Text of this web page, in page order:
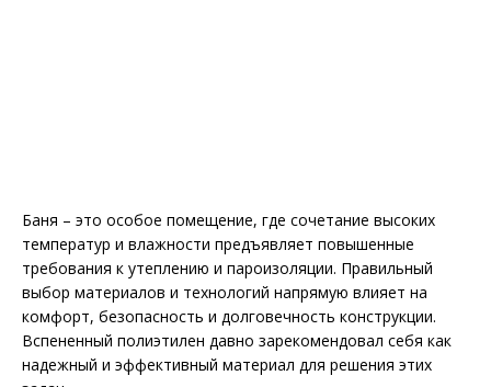
Баня – это особое помещение, где сочетание высоких
температур и влажности предъявляет повышенные
требования к утеплению и пароизоляции. Правильный
выбор материалов и технологий напрямую влияет на
комфорт, безопасность и долговечность конструкции.
Вспененный полиэтилен давно зарекомендовал себя как
надежный и эффективный материал для решения этих